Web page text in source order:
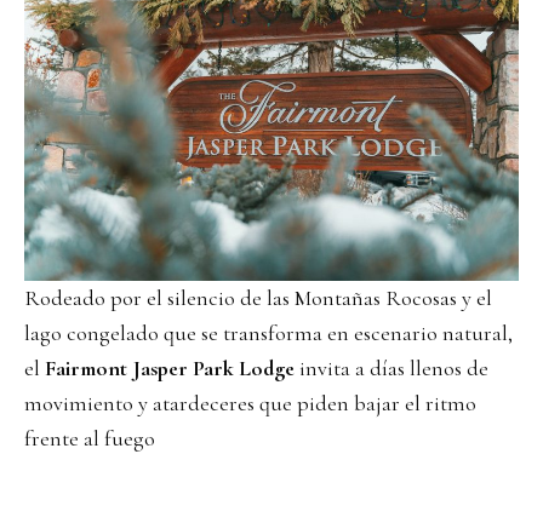
Rodeado por el silencio de las Montañas Rocosas y el
lago congelado que se transforma en escenario natural,
el Fairmont Jasper Park Lodge invita a días llenos de
movimiento y atardeceres que piden bajar el ritmo
frente al fuego